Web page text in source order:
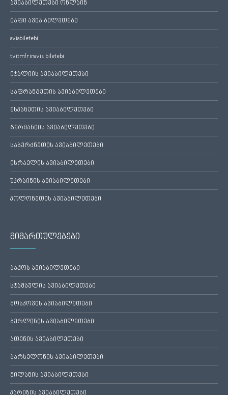
ავიაბილეთები ონლაინ
იაფი ავია ბილეთები
aviabiletebi
tvitmfrinavis biletebi
იტალიის ავიაბილეთები
საფრანგეთის ავიაბილეთები
ესპანეთის ავიაბილეთები
გერმანიის ავიაბილეთები
საბერძნეთის ავიაბილეთები
ისრაელის ავიაბილეთები
უკრაინის ავიაბილეთები
პოლონეთის ავიაბილეთები
მიმართულებები
ბაქოს ავიაბილეთები
სტამბულის ავიაბილეთები
მოსკოვის ავიაბილეთები
ბერლინის ავიაბილეთები
ათენის ავიაბილეთები
ბარსელონის ავიაბილეთები
მილანის ავიაბილეთები
პარიზის ავიაბილეთები